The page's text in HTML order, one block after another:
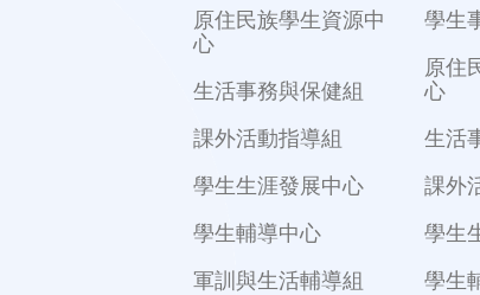
原住民族學生資源中
心
生活事務與保健組
課外活動指導組
學生生涯發展中心
學生輔導中心
軍訓與生活輔導組
學生
原住
心
生活
課外
學生
學生